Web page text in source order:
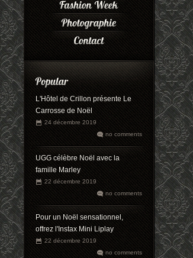
L'Hôtel de Crillon présente Le
Carrosse de Noël
24 décembre 2019
no comments
UGG célèbre Noël avec la
famille Marley
22 décembre 2019
no comments
Pour un Noël sensationnel,
offrez l'Instax Mini Liplay
22 décembre 2019
no comments